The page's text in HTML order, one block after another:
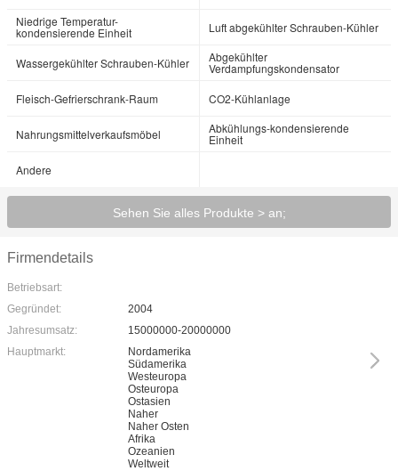
Niedrige Temperatur-
kondensierende Einheit Luft abgekühlter Schrauben-Kühler
Wassergekühlter Schrauben-Kühler Abgekühlter
Verdampfungskondensator
Fleisch-Gefrierschrank-Raum
CO2-Kühlanlage
Nahrungsmittelverkaufsmöbel Abkühlungs-kondensierende
Einheit
Andere
Sehen Sie alles Produkte > an;
Firmendetails
Betriebsart:
Gegründet:
2004
Jahresumsatz:
15000000-20000000
Hauptmarkt:
Nordamerika
Südamerika
Westeuropa
Osteuropa
Ostasien
Naher
Naher Osten
Afrika
Ozeanien
Weltweit